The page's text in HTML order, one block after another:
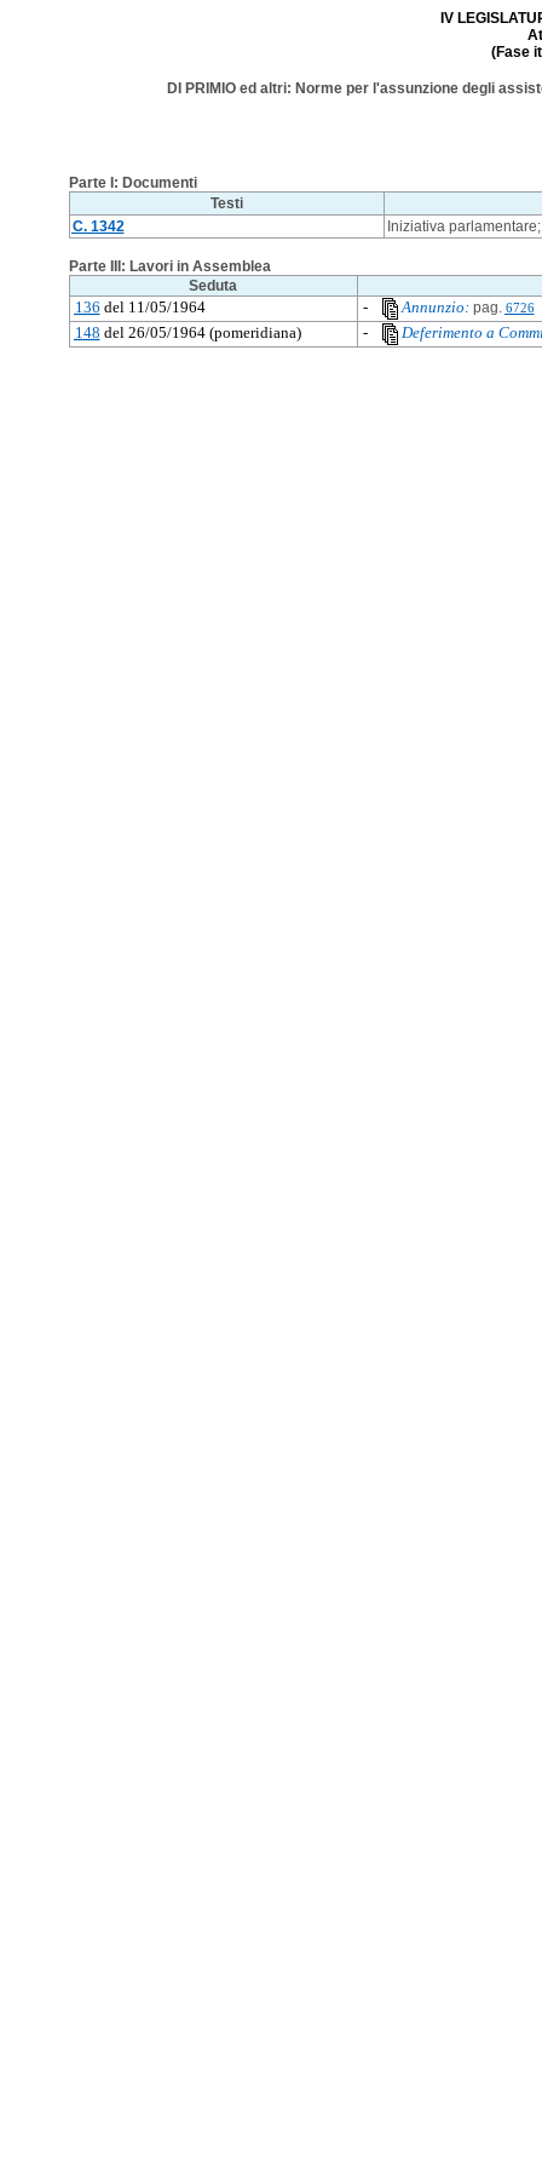
IV
(Fase
DI PRIMIO ed altri: Norme per l'assunzione degli
Parte I: Documenti
Testi
C. 1342
Iniziativa
Parte III: Lavori in Assemblea
Seduta
136 del 11/05/1964 - Annunzio:pag. 6726
148 del 26/05/1964 (pomeridiana) - Deferimento a